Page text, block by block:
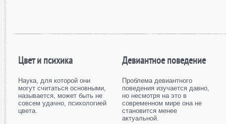
Цвет и психика
Наука, для которой они
могут считаться основными,
называется, может быть не
совсем удачно, психологией
цвета.
Девиантное поведение
Проблема девиантного
поведения изучается давно,
но несмотря на это в
современном мире она не
становится менее
актуальной.